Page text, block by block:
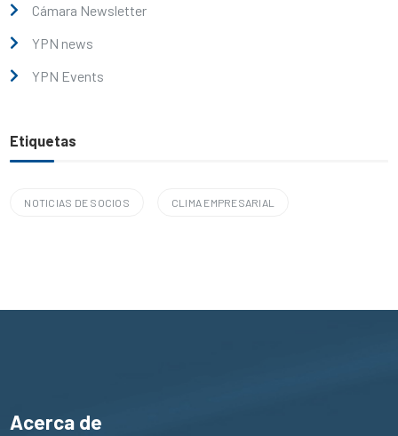
Cámara Newsletter
YPN news
YPN Events
Etiquetas
NOTICIAS DE SOCIOS CLIMA EMPRESARIAL
Acerca de